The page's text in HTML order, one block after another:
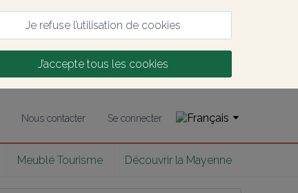
Je refuse l’utilisation de cookies
J’accepte tous les cookies
Nous contacter Se connecter
Meublé Tourisme Découvrir la Mayenne